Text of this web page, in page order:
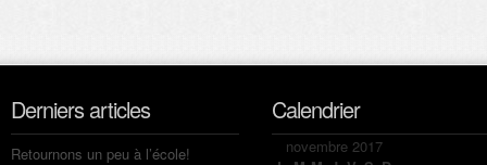
Derniers articles
Retournons un peu à l’école!
Calendrier
novembre 2017